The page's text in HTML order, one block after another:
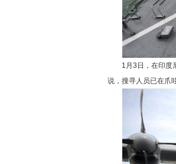
1月3日，在印度尼
说，搜寻人员已在爪